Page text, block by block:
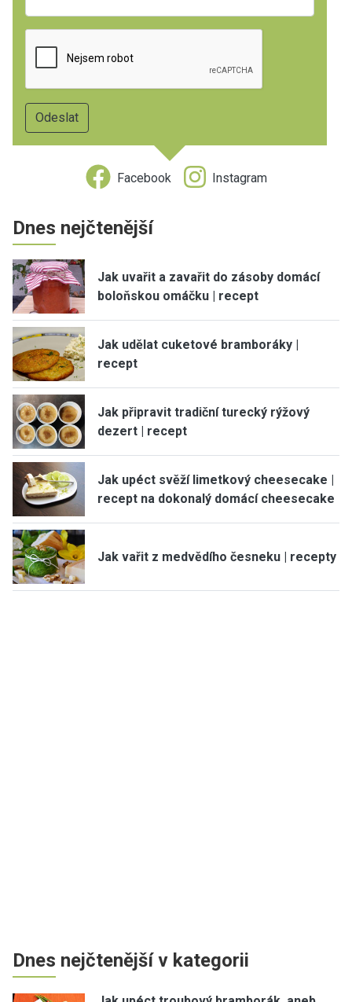
Facebook Instagram
Dnes nejčtenější
Jak uvařit a zavařit do zásoby domácí
boloňskou omáčku | recept
Jak udělat cuketové bramboráky |
recept
Jak připravit tradiční turecký rýžový
dezert | recept
Jak upéct svěží limetkový cheesecake |
recept na dokonalý domácí cheesecake
Jak vařit z medvědího česneku | recepty
Dnes nejčtenější v kategorii